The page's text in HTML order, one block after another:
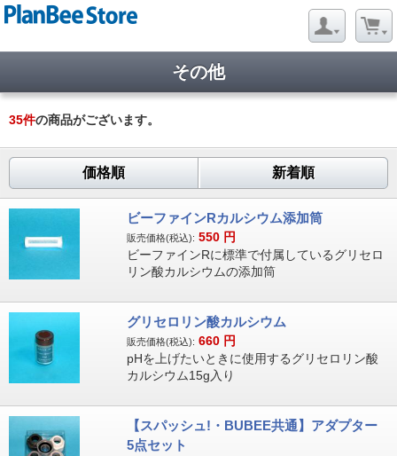
その他
35件の商品がございます。
価格順 新着順
ビーファインRカルシウム添加筒
販売価格(税込): 550 円
ビーファインRに標準で付属しているグリセロ
リン酸カルシウムの添加筒
グリセロリン酸カルシウム
販売価格(税込): 660 円
pHを上げたいときに使用するグリセロリン酸
カルシウム15g入り
【スパッシュ!・BUBEE共通】アダプター
5点セット